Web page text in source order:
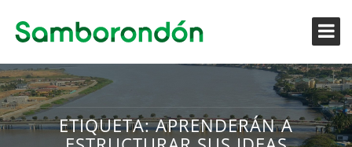
ETIQUETA:APRENDERÁN A